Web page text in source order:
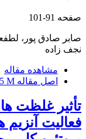
صفحه 91-101
صابر صادق پور،
نجف زاده
مشاهده مقاله
اصل مقاله M
تأثیر غلظت
فعالیت